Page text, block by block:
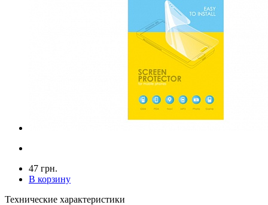
47 грн.
В корзину
Технические характеристики